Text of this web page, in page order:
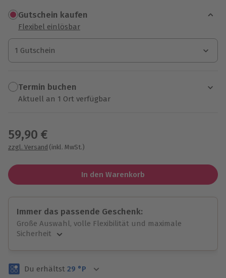
Gutschein kaufen
Flexibel einlösbar
1 Gutschein
1 Gutschein
1 Gutschein
Termin buchen
Aktuell an 1 Ort verfügbar
59,90 €
zzgl. Versand (inkl. MwSt.)
In den Warenkorb
Immer das passende Geschenk:
Große Auswahl, volle Flexibilität und maximale
Sicherheit
Volle Flexibilität
Du erhältst 29 °P